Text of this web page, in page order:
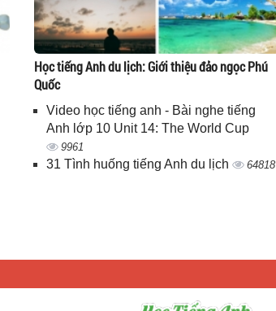
Học tiếng Anh du lịch: Giới thiệu đảo ngọc Phú
Quốc
Video học tiếng anh - Bài nghe tiếng
Anh lớp 10 Unit 14: The World Cup
9961
31 Tình huống tiếng Anh du lịch 64818